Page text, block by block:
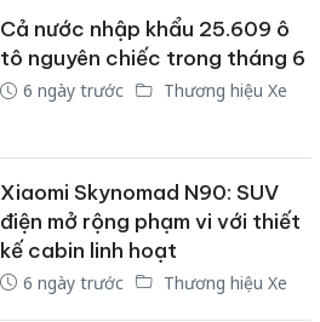
Cả nước nhập khẩu 25.609 ô
tô nguyên chiếc trong tháng 6
6 ngày trước Thương hiệu Xe
Xiaomi Skynomad N90: SUV
điện mở rộng phạm vi với thiết
kế cabin linh hoạt
6 ngày trước Thương hiệu Xe